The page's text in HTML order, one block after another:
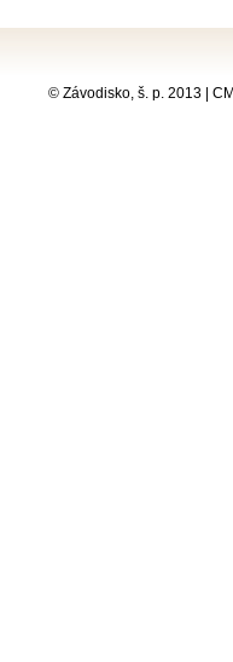
© Závodisko, š. p. 2013 |